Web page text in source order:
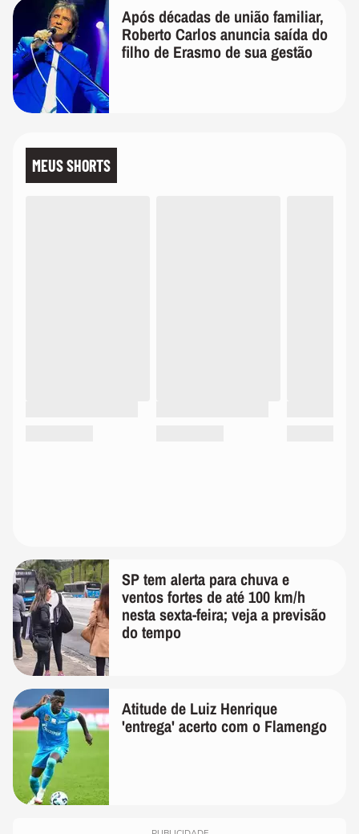
Após décadas de união familiar,
Roberto Carlos anuncia saída do
filho de Erasmo de sua gestão
MEUS SHORTS
SP tem alerta para chuva e
ventos fortes de até 100 km/h
nesta sexta-feira; veja a previsão
do tempo
Atitude de Luiz Henrique
'entrega' acerto com o Flamengo